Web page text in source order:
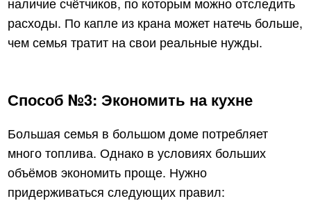
расходы. По капле из крана может натечь больше,
чем семья тратит на свои реальные нужды.
Способ №3: Экономить на кухне
Большая семья в большом доме потребляет
много топлива. Однако в условиях больших
объёмов экономить проще. Нужно
придерживаться следующих правил: